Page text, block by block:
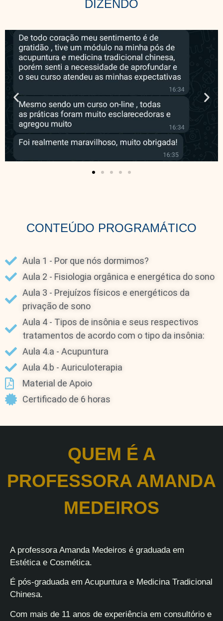
DIZENDO
CONTEÚDO PROGRAMÁTICO
Aula 1 - Por que nós dormimos?
Aula 2 - Fisiologia orgânica e energética do sono
Aula 3 - Prejuízos físicos e energéticos da
privação de sono
Aula 4 - Tipos de insônia e seus respectivos
tratamentos de acordo com o tipo da insônia:
Aula 4.a - Acupuntura
Aula 4.b - Auriculoterapia
Material de Apoio
Certificado de 6 horas
QUEM É A
PROFESSORA AMANDA
MEDEIROS
A professora Amanda Medeiros é graduada em
Estética e Cosmética.
É pós-graduada em Acupuntura e Medicina Tradicional
Chinesa.
Com mais de 11 anos de experiência em consultório e